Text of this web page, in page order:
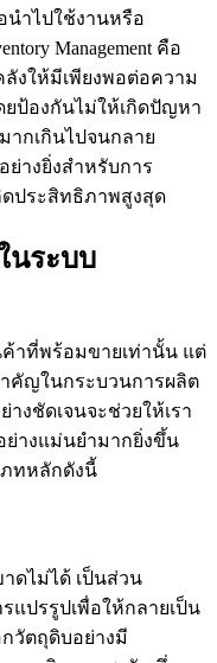
นำไปใช้งานหรือ
Management คือ
งให้มีเพียงพอต่อความ
ยป้องกันไม่ให้เกิดปัญหา
กเกินไปจนกลาย
างยิ่งสำหรับการ
ดประสิทธิภาพสูงสุด
นระบบ
าที่พร้อมขายเท่านั้น แต่
คัญในกระบวนการผลิต
งชัดเจนจะช่วยให้เรา
างแม่นยำมากยิ่งขึ้น
ภทหลักดังนี้
ดไม่ได้ เป็นส่วน
แปรรูปเพื่อให้กลายเป็น
วัตถุดิบอย่างมี